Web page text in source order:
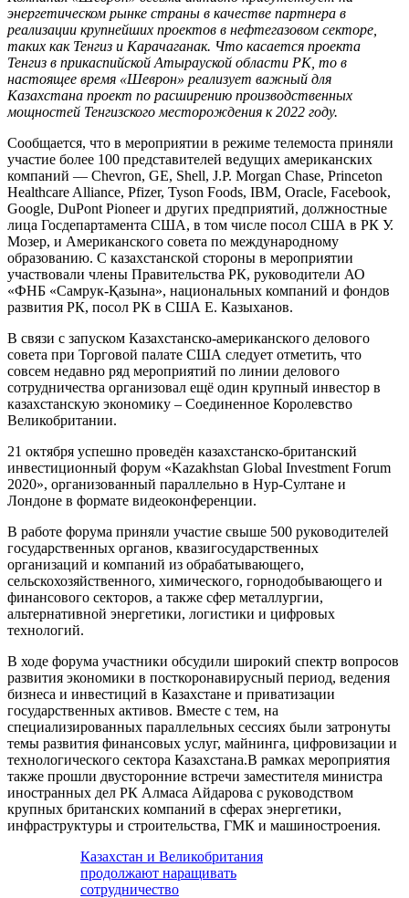
энергетическом рынке страны в качестве партнера в
реализации крупнейших проектов в нефтегазовом секторе,
таких как Тенгиз и Карачаганак. Что касается проекта
Тенгиз в прикаспийской Атырауской области РК, то в
настоящее время «Шеврон» реализует важный для
Казахстана проект по расширению производственных
мощностей Тенгизского месторождения к 2022 году.
Сообщается, что в мероприятии в режиме телемоста приняли
участие более 100 представителей ведущих американских
компаний — Chevron, GE, Shell, J.P. Morgan Chase, Princeton
Healthcare Alliance, Pfizer, Tyson Foods, IBM, Oracle, Facebook,
Google, DuPont Pioneer и других предприятий, должностные
лица Госдепартамента США, в том числе посол США в РК У.
Мозер, и Американского совета по международному
образованию. С казахстанской стороны в мероприятии
участвовали члены Правительства РК, руководители АО
«ФНБ «Самрук-Қазына», национальных компаний и фондов
развития РК, посол РК в США Е. Казыханов.
В связи с запуском Казахстанско-американского делового
совета при Торговой палате США следует отметить, что
совсем недавно ряд мероприятий по линии делового
сотрудничества организовал ещё один крупный инвестор в
казахстанскую экономику – Соединенное Королевство
Великобритании.
21 октября успешно проведён казахстанско-британский
инвестиционный форум «Kazakhstan Global Investment Forum
2020», организованный параллельно в Нур-Султане и
Лондоне в формате видеоконференции.
В работе форума приняли участие свыше 500 руководителей
государственных органов, квазигосударственных
организаций и компаний из обрабатывающего,
сельскохозяйственного, химического, горнодобывающего и
финансового секторов, а также сфер металлургии,
альтернативной энергетики, логистики и цифровых
технологий.
В ходе форума участники обсудили широкий спектр вопросов
развития экономики в посткоронавирусный период, ведения
бизнеса и инвестиций в Казахстане и приватизации
государственных активов. Вместе с тем, на
специализированных параллельных сессиях были затронуты
темы развития финансовых услуг, майнинга, цифровизации и
технологического сектора Казахстана.В рамках мероприятия
также прошли двусторонние встречи заместителя министра
иностранных дел РК Алмаса Айдарова с руководством
крупных британских компаний в сферах энергетики,
инфраструктуры и строительства, ГМК и машиностроения.
Казахстан и Великобритания
продолжают наращивать
сотрудничество